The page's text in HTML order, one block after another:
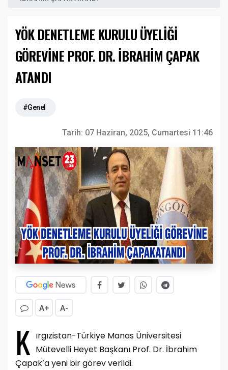
YÖK DENETLEME KURULU ÜYELİĞİ
GÖREVİNE PROF. DR. İBRAHİM ÇAPAK
ATANDI
#Genel
Tarih: 07 Haziran, 2025, Cumartesi 11:46
A+ A-
K ırgızistan-Türkiye Manas Üniversitesi
Mütevelli Heyet Başkanı Prof. Dr. İbrahim
Çapak’a yeni bir görev verildi.